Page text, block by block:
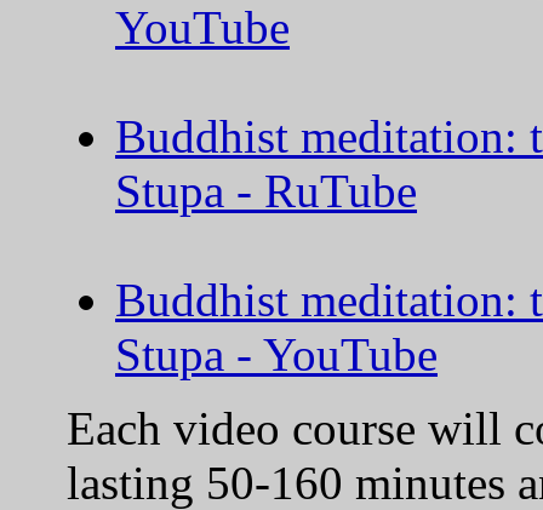
YouTube
Buddhist meditation:
Stupa - RuTube
Buddhist meditation:
Stupa - YouTube
Each video course will
lasting 50-160 minutes